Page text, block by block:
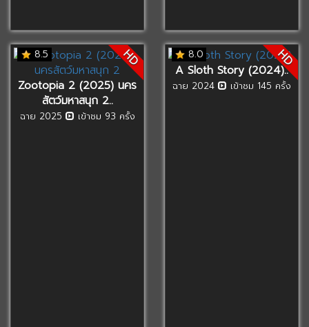
8.5 HD
Zootopia 2 (2025) นคร
สัตว์มหาสนุก 2..
ฉาย 2025 เข้าชม 93 ครั้ง
8.0 HD
A Sloth Story (2024)..
ฉาย 2024 เข้าชม 145 ครั้ง